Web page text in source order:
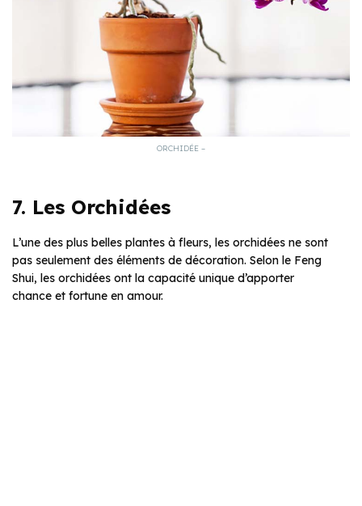
ORCHIDÉE –
7. Les Orchidées
L’une des plus belles plantes à fleurs, les orchidées ne sont
pas seulement des éléments de décoration. Selon le Feng
Shui, les orchidées ont la capacité unique d’apporter
chance et fortune en amour.